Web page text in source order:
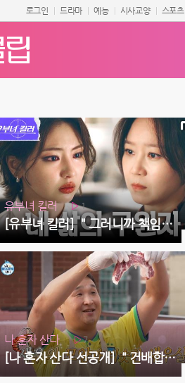
로그인 드라마 예능 시사교양 스포츠
유부녀 킬러 1
[유부녀 킬러] ＂그러니까 책임져요＂ 우상 공효진을 향한 하율리의 당돌한 요구, MBC 260807 방송
나 혼자 산다 7
[나 혼자 산다 선공개] ＂건배합시덩~＂ 옥상에 모인 덩어리즈 성환X신영X선민🍖 노릇노릇하게 익어가는 한우, MBC 260807 방송